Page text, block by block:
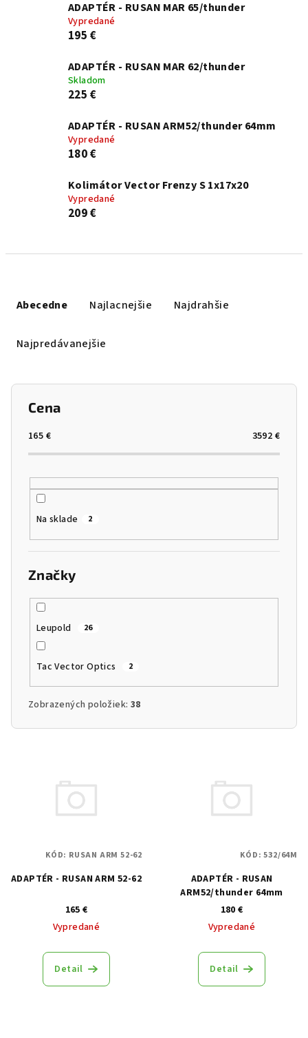
ADAPTÉR - RUSAN MAR 65/thunder
Vypredané
195 €
ADAPTÉR - RUSAN MAR 62/thunder
Skladom
225 €
ADAPTÉR - RUSAN ARM52/thunder 64mm
Vypredané
180 €
Kolimátor Vector Frenzy S 1x17x20
Vypredané
209 €
Abecedne Najlacnejšie Najdrahšie
Najpredávanejšie
Cena
165 € 3592 €
Na sklade 2
Značky
Leupold 26
Tac Vector Optics 2
Zobrazených položiek: 38
ADAPTÉR - RUSAN ARM 52-62
165 €
Vypredané
Detail
KÓD: RUSAN ARM 52-62
ADAPTÉR - RUSAN
ARM52/thunder 64mm
180 €
Vypredané
Detail
KÓD:532/64M